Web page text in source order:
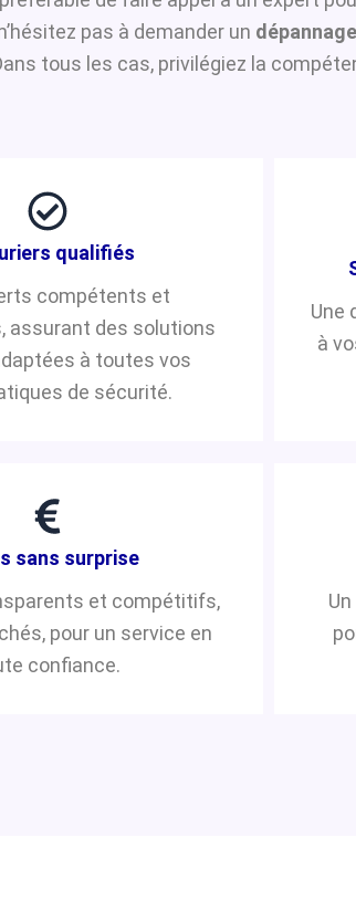
pas à demander un
tous les cas, privilégiez la
qualifiés
compétents et
assurant des solutions
à toutes vos
de sécurité.
Une
à
sans surprise
et compétitifs,
pour un service en
confiance.